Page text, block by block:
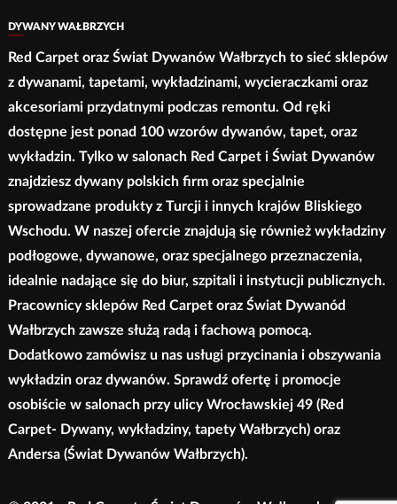
DYWANY WAŁBRZYCH
Red Carpet oraz Świat Dywanów Wałbrzych to sieć sklepów
z dywanami, tapetami, wykładzinami, wycieraczkami oraz
akcesoriami przydatnymi podczas remontu. Od ręki
dostępne jest ponad 100 wzorów dywanów, tapet, oraz
wykładzin. Tylko w salonach Red Carpet i Świat Dywanów
znajdziesz dywany polskich firm oraz specjalnie
sprowadzane produkty z Turcji i innych krajów Bliskiego
Wschodu. W naszej ofercie znajdują się również wykładziny
podłogowe, dywanowe, oraz specjalnego przeznaczenia,
idealnie nadające się do biur, szpitali i instytucji publicznych.
Pracownicy sklepów Red Carpet oraz Świat Dywanód
Wałbrzych zawsze służą radą i fachową pomocą.
Dodatkowo zamówisz u nas usługi przycinania i obszywania
wykładzin oraz dywanów. Sprawdź ofertę i promocje
osobiście w salonach przy ulicy Wrocławskiej 49 (Red
Carpet- Dywany, wykładziny, tapety Wałbrzych) oraz
Andersa (Świat Dywanów Wałbrzych).